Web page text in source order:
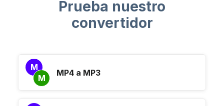
Prueba nuestro
convertidor
M
M
MP4 a MP3